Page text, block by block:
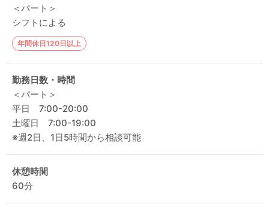
＜パート＞
シフトによる
年間休日120日以上
勤務日数・時間
＜パート＞
平日 7:00-20:00
土曜日 7:00-19:00
※週2日、1日5時間から相談可能
休憩時間
60分